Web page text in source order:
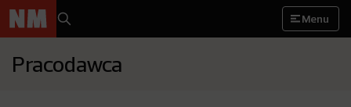
Menu
Pracodawca